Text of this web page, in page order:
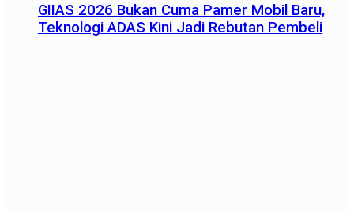
GIIAS 2026 Bukan Cuma Pamer Mobil Baru,
Teknologi ADAS Kini Jadi Rebutan Pembeli